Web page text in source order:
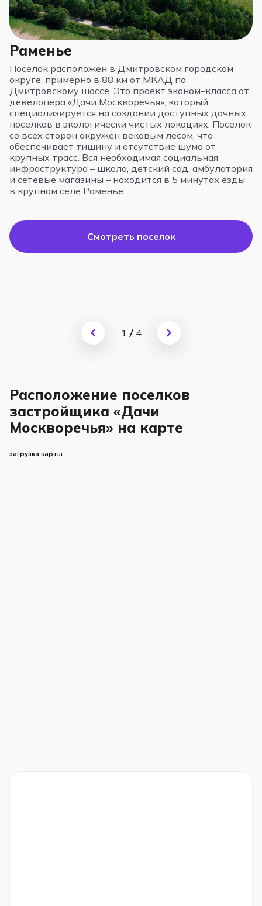
Раменье
Поселок расположен в Дмитровском городском
округе, примерно в 88 км от МКАД по
Дмитровскому шоссе. Это проект эконом–класса от
девелопера «Дачи Москворечья», который
специализируется на создании доступных дачных
поселков в экологически чистых локациях. Поселок
со всех сторон окружен вековым лесом, что
обеспечивает тишину и отсутствие шума от
крупных трасс. Вся необходимая социальная
инфраструктура – школа, детский сад, амбулатория
и сетевые магазины – находится в 5 минутах езды
в крупном селе Раменье.
Смотреть поселок
1 / 4
Расположение поселков
застройщика «Дачи
Москворечья» на карте
загрузка карты...